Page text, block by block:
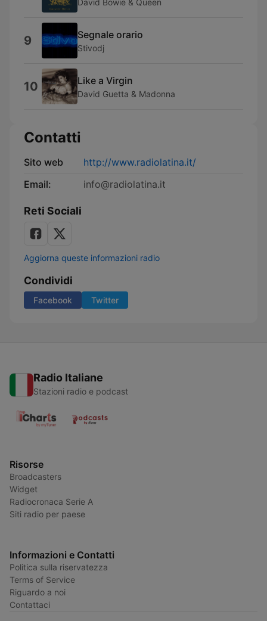
9 Segnale orario
Stivodj
10 Like a Virgin
David Guetta & Madonna
Contatti
Sito web
http://www.radiolatina.it/
Email:
info@radiolatina.it
Reti Sociali
Aggiorna queste informazioni radio
Condividi
Facebook Twitter
Radio Italiane
Stazioni radio e podcast
Risorse
Broadcasters
Widget
Radiocronaca Serie A
Siti radio per paese
Informazioni e Contatti
Politica sulla riservatezza
Terms of Service
Riguardo a noi
Contattaci